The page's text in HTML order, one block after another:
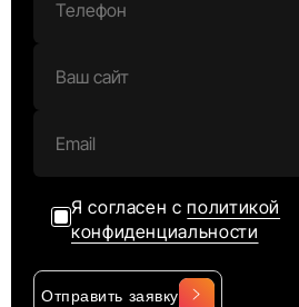
Я согласен сполитикой
конфиденциальности
Отправить заявку